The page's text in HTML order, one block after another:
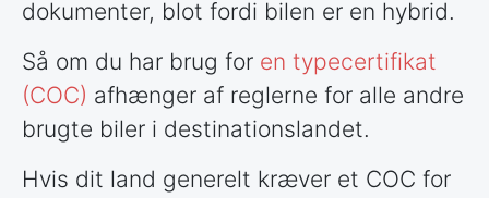
dokumenter, blot fordi bilen er en hybrid.
Så om du har brug for en typecertifikat
(COC) afhænger af reglerne for alle andre
brugte biler i destinationslandet.
Hvis dit land generelt kræver et COC for